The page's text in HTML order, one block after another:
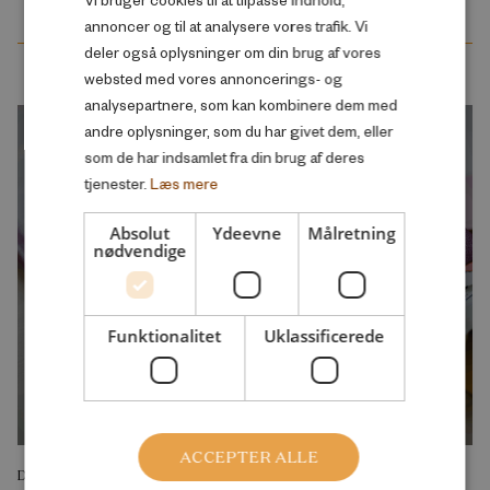
DEBATINDLÆG
annoncer og til at analysere vores trafik. Vi
deler også oplysninger om din brug af vores
websted med vores annoncerings- og
analysepartnere, som kan kombinere dem med
andre oplysninger, som du har givet dem, eller
som de har indsamlet fra din brug af deres
tjenester. Læs mere
Absolut
nødvendige
Ydeevne Målretning
Funktionalitet Uklassificerede
ACCEPTER ALLE